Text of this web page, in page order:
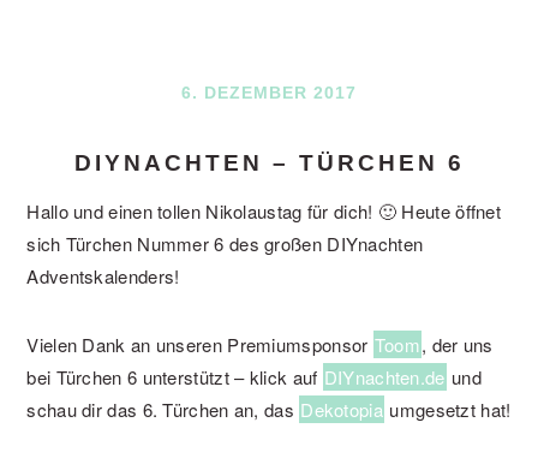
6. DEZEMBER 2017
DIYNACHTEN – TÜRCHEN 6
Hallo und einen tollen Nikolaustag für dich! 🙂 Heute öffnet
sich Türchen Nummer 6 des großen DIYnachten
Adventskalenders!
Vielen Dank an unseren Premiumsponsor Toom, der uns
bei Türchen 6 unterstützt – klick auf DIYnachten.de und
schau dir das 6. Türchen an, das Dekotopia umgesetzt hat!